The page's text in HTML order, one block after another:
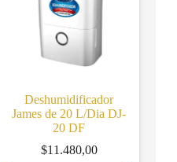
Deshumidificador
James de 20 L/Dia DJ-
20 DF
$11.480,00